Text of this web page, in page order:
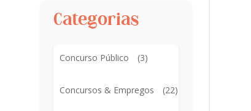
Categorias
Concurso Público (3)
Concursos & Empregos (22)